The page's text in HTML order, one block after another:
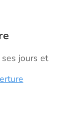
jours et